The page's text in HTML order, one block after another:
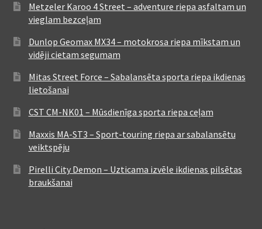
Metzeler Karoo 4 Street – adventure riepa asfaltam un
vieglam bezceļam
Dunlop Geomax MX34 – motokrosa riepa mīkstam un
vidēji cietam segumam
Mitas Street Force – Sabalansēta sporta riepa ikdienas
lietošanai
CST CM-NK01 – Mūsdienīga sporta riepa ceļam
Maxxis MA-ST3 – Sport-touring riepa ar sabalansētu
veiktspēju
Pirelli City Demon – Uzticama izvēle ikdienas pilsētas
braukšanai